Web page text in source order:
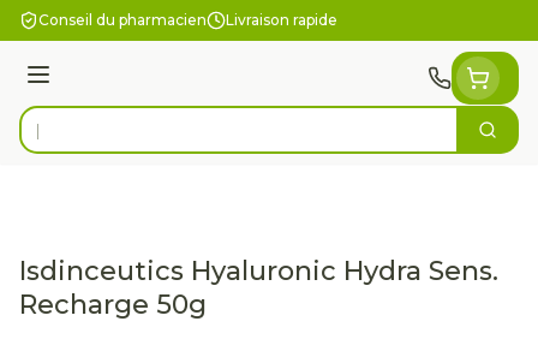
Aller au contenu
Conseil du pharmacien Livraison rapide
Menu
Rechercher
Isdinceutics Hyaluronic Hydra Sens.
Recharge 50g